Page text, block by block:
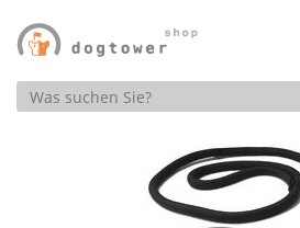
Produktsuche